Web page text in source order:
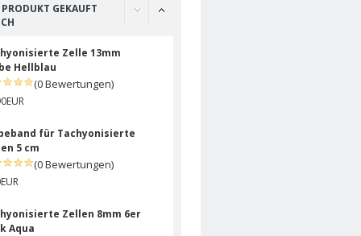
GEKAUFT
Zelle 13mm
Hellblau
(0 Bewertungen)
für Tachyonisierte
5 cm
(0 Bewertungen)
Zellen 8mm 6er
Aqua